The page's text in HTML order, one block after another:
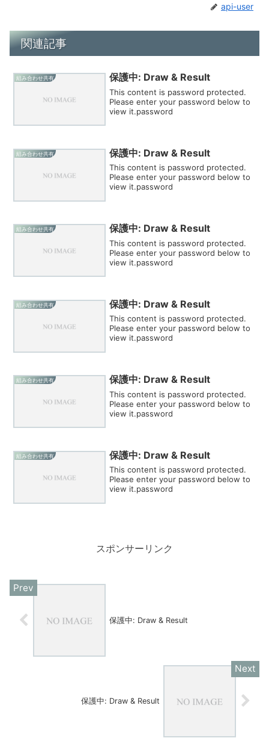
api-user
関連記事
組み合わせ共有 保護中: Draw & Result
This content is password protected.
Please enter your password below to
view it.password
組み合わせ共有 保護中: Draw & Result
This content is password protected.
Please enter your password below to
view it.password
組み合わせ共有 保護中: Draw & Result
This content is password protected.
Please enter your password below to
view it.password
組み合わせ共有 保護中: Draw & Result
This content is password protected.
Please enter your password below to
view it.password
組み合わせ共有 保護中: Draw & Result
This content is password protected.
Please enter your password below to
view it.password
組み合わせ共有 保護中: Draw & Result
This content is password protected.
Please enter your password below to
view it.password
スポンサーリンク
保護中: Draw & Result
保護中: Draw & Result